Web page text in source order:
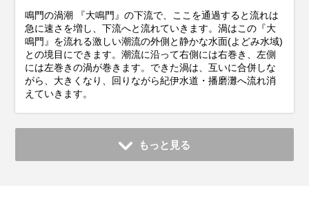
鳴門の渦潮 『大鳴門』の下流で、ここを通過すると流れは
急に速さを増し、下流へと流れていきます。渦はこの『大
鳴門』を流れる激しい潮流の外側と静かな水面(よどみ水域)
との境目にできます。潮流に沿って右側には右巻き、左側
には左巻きの渦が巻きます。できた渦は、互いに合併しな
がら、大きくなり、回りながら紀伊水道・播磨灘へ流れ消
えていきます。
もっと見る